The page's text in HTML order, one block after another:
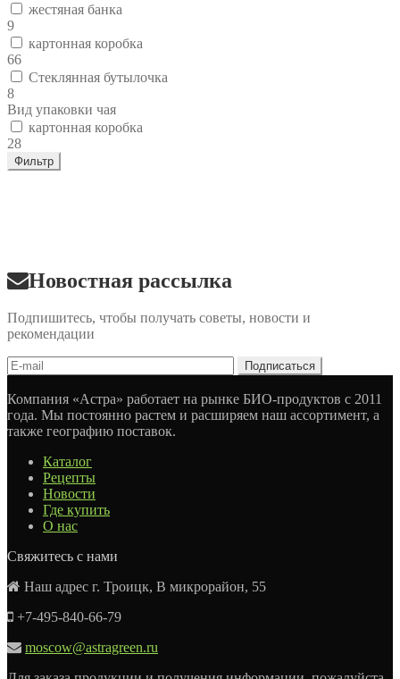
жестяная банка
9
картонная коробка
66
Стеклянная бутылочка
8
Вид упаковки чая
картонная коробка
28
Фильтр
Новостная рассылка
Подпишитесь, чтобы получать советы, новости и
рекомендации
Компания «Астра» работает на рынке БИО-продуктов с 2011
года. Мы постоянно растем и расширяем наш ассортимент, а
также географию поставок.
Каталог
Рецепты
Новости
Где купить
О нас
Свяжитесь с нами
Наш адрес г. Троицк, В микрорайон, 55
+7-495-840-66-79
moscow@astragreen.ru